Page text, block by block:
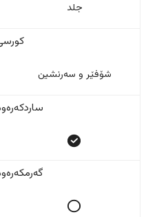
جلد
شۆفێر و سەرنشین